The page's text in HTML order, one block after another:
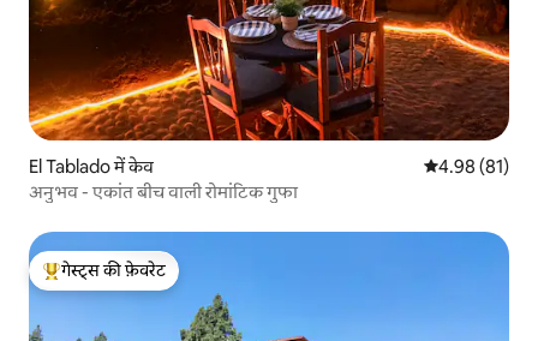
El Tablado में केव औसत रेटिंग 5 में
4.98 (81)
अनुभव - एकांत बीच वाली रोमांटिक गुफा
गेस्ट्स का टॉप फ़ेवरेट
गेस्ट्स की फ़ेवरेट